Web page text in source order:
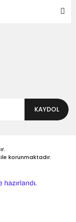
KAYDOL
korunmaktadır.